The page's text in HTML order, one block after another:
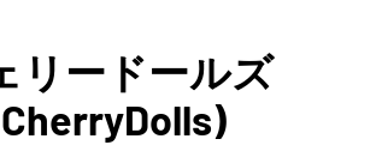
リードールズ